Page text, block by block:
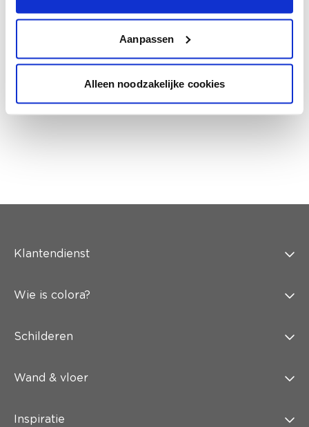
Aanpassen
Alleen noodzakelijke cookies
Krijg kleuradvies op basis van de lichtinval
en je meubels.
Krijg ineens een technologische check-up
Klantendienst
Wie is colora?
Schilderen
Wand & vloer
Inspiratie